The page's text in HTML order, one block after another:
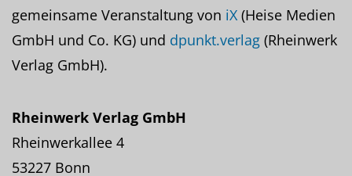
gemeinsame Veranstaltung von iX (Heise Medien
GmbH und Co. KG) und dpunkt.verlag (Rheinwerk
Verlag GmbH).
Rheinwerk Verlag GmbH
Rheinwerkallee 4
53227 Bonn